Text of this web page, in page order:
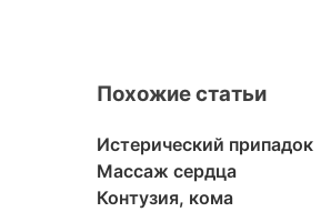
Похожие статьи
Истерический припадок
Массаж сердца
Контузия, кома